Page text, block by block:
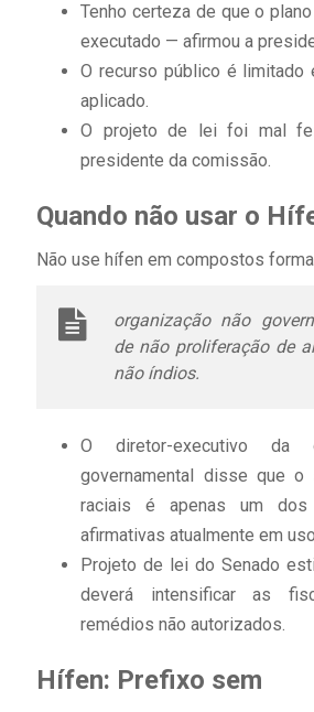
Tenho certeza de que o
executado — afirmou a
O recurso público é limitado
aplicado.
O projeto de lei foi mal
presidente da comissão.
Quando não usar o
Não use hífen em compostos
organização não
de não proliferação de
não índios.
O diretor-executivo da
governamental disse que
raciais é apenas um
afirmativas atualmente em
Projeto de lei do Senado
deverá intensificar as
remédios não autorizados.
Hífen: Prefixo sem